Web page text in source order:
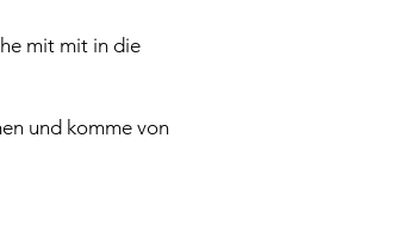
mit mit in die
und komme von